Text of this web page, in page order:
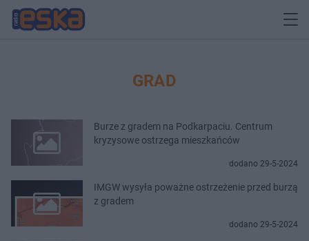
GRAD
Burze z gradem na Podkarpaciu. Centrum
kryzysowe ostrzega mieszkańców
dodano 29-5-2024
IMGW wysyła poważne ostrzeżenie przed burzą
z gradem
dodano 29-5-2024